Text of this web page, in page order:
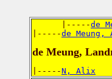
      |-----
de
|-----de Meung,
de Meung,
|-----N, Alix